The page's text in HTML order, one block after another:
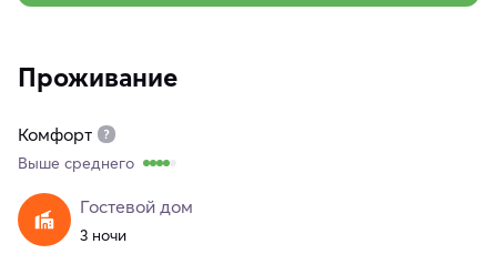
Проживание
Комфорт
Выше среднего
Гостевой дом
3 ночи